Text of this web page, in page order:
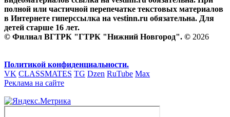
полной или частичной перепечатке текстовых материалов
в Интернете гиперссылка на vestinn.ru обязательна. Для
детей старше 16 лет.
© Филиал ВГТРК "ГТРК "Нижний Новгород". © 2026
Политикой конфиденциальности.
VK CLASSMATES TG Dzen RuTube Max
Реклама на сайте